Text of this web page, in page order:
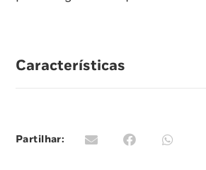
Características
Partilhar: